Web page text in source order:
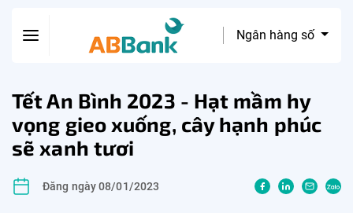
Ngân hàng số
Tết An Bình 2023 - Hạt mầm hy
vọng gieo xuống, cây hạnh phúc
sẽ xanh tươi
Đăng ngày 08/01/2023